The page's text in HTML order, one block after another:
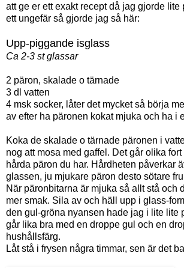
att ge er ett exakt recept då jag gjorde lite
ett ungefär så gjorde jag så här:
Upp-piggande isglass
Ca 2-3 st glassar
2 päron, skalade o tärnade
3 dl vatten
4 msk socker, låter det mycket så börja
av efter ha päronen kokat mjuka och ha i
Koka de skalade o tärnade päronen i
nog att mosa med gaffel. Det går olika
hårda päron du har. Hårdheten påverkar
glassen, ju mjukare päron desto sötare
När päronbitarna är mjuka så allt stå och
mer smak. Sila av och häll upp i glass-
den gul-gröna nyansen hade jag i lite lite
går lika bra med en droppe gul och en
hushållsfärg.
Låt stå i frysen några timmar, sen är det